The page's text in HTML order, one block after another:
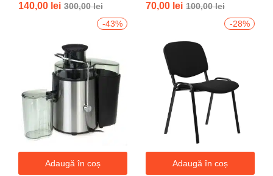
5.00din 5
140,00 lei 300,00lei
5.00din 5
70,00 lei 100,00lei
-43%
Adaugă în coș
-28%
Adaugă în coș